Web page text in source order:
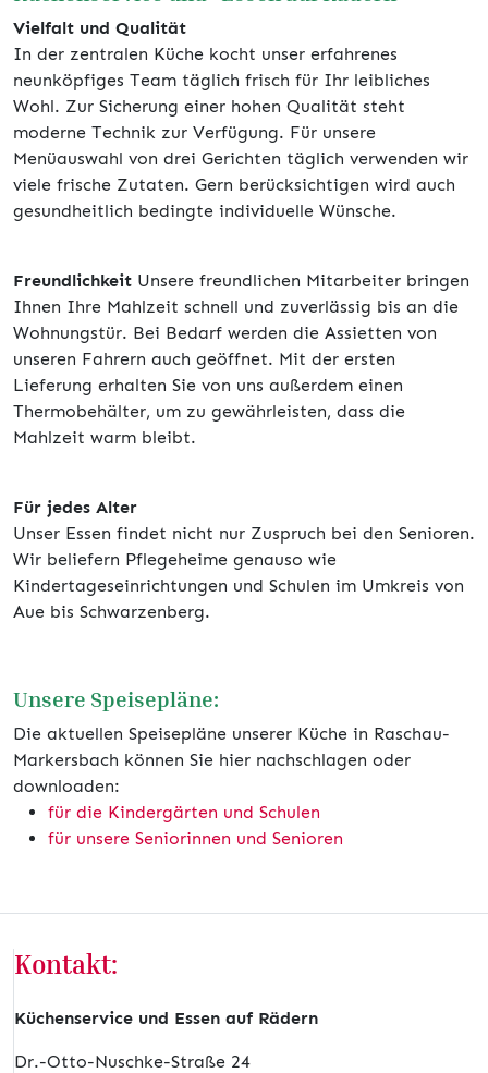
Vielfalt und Qualität
In der zentralen Küche kocht unser erfahrenes
neunköpfiges Team täglich frisch für Ihr leibliches
Wohl. Zur Sicherung einer hohen Qualität steht
moderne Technik zur Verfügung. Für unsere
Menüauswahl von drei Gerichten täglich verwenden wir
viele frische Zutaten. Gern berücksichtigen wird auch
gesundheitlich bedingte individuelle Wünsche.
Freundlichkeit Unsere freundlichen Mitarbeiter bringen
Ihnen Ihre Mahlzeit schnell und zuverlässig bis an die
Wohnungstür. Bei Bedarf werden die Assietten von
unseren Fahrern auch geöffnet. Mit der ersten
Lieferung erhalten Sie von uns außerdem einen
Thermobehälter, um zu gewährleisten, dass die
Mahlzeit warm bleibt.
Für jedes Alter
Unser Essen findet nicht nur Zuspruch bei den Senioren.
Wir beliefern Pflegeheime genauso wie
Kindertageseinrichtungen und Schulen im Umkreis von
Aue bis Schwarzenberg.
Unsere Speisepläne:
Die aktuellen Speisepläne unserer Küche in Raschau-
Markersbach können Sie hier nachschlagen oder
downloaden:
für die Kindergärten und Schulen
für unsere Seniorinnen und Senioren
Kontakt:
Küchenservice und Essen auf Rädern
Dr.-Otto-Nuschke-Straße 24